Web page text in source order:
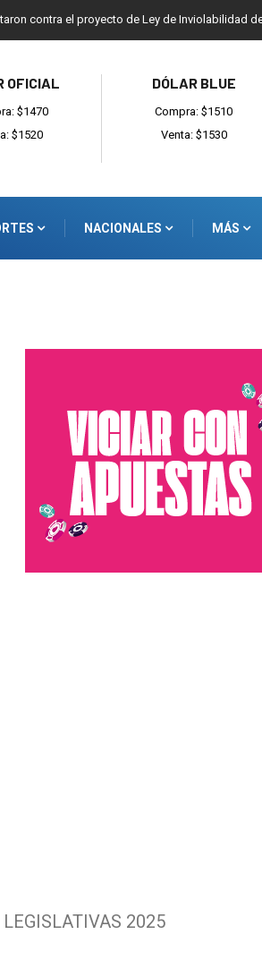
contra el proyecto de Ley de Inviolabilidad de
OFICIAL
$1470
$1520
DÓLAR BLUE
Compra: $1510
Venta: $1530
NACIONALES MÁS
LEGISLATIVAS 2025